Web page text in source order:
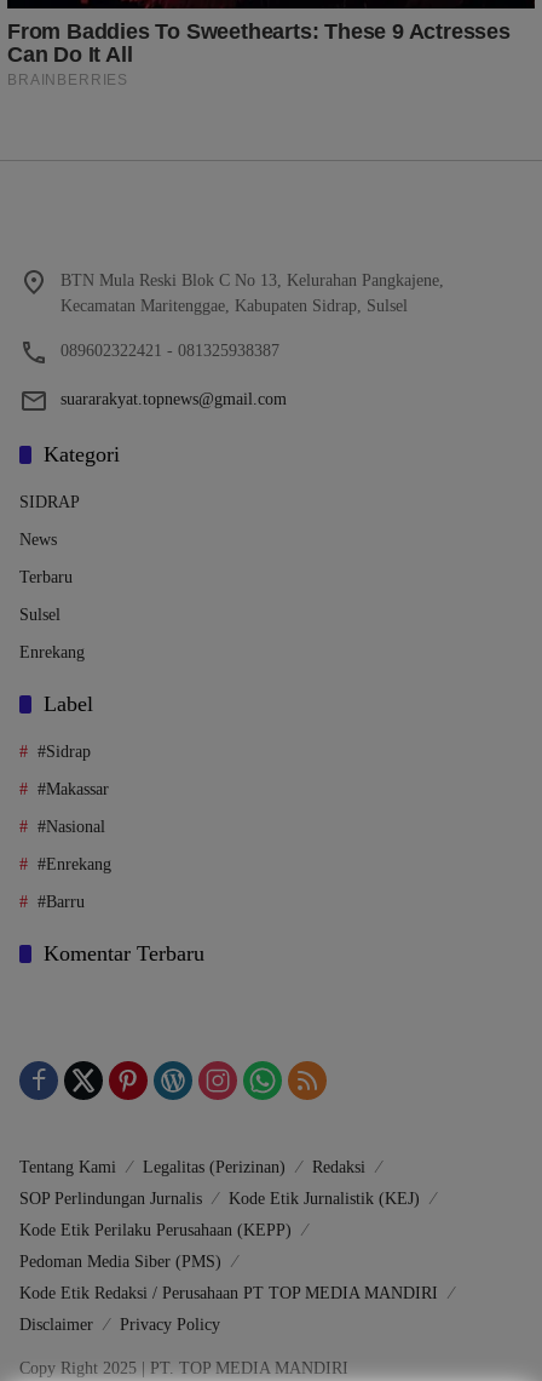
BTN Mula Reski Blok C No 13, Kelurahan Pangkajene,
Kecamatan Maritenggae, Kabupaten Sidrap, Sulsel
089602322421 - 081325938387
suararakyat.topnews@gmail.com
Kategori
SIDRAP
News
Terbaru
Sulsel
Enrekang
Label
#Sidrap
#Makassar
#Nasional
#Enrekang
#Barru
Komentar Terbaru
Tentang Kami Legalitas (Perizinan)
Redaksi
SOP Perlindungan Jurnalis
Kode Etik Jurnalistik (KEJ)
Kode Etik Perilaku Perusahaan (KEPP)
Pedoman Media Siber (PMS)
Kode Etik Redaksi / Perusahaan PT TOP MEDIA MANDIRI
Disclaimer
Privacy Policy
Copy Right 2025 | PT. TOP MEDIA MANDIRI